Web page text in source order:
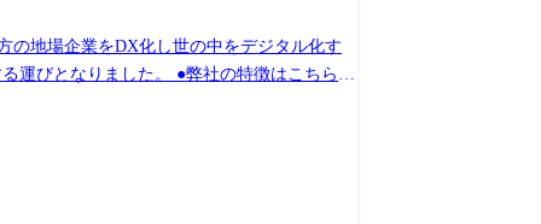
の地場企業をDX化し世の中をデジタル化す
護士事務所向け基幹システム開発(PHP、